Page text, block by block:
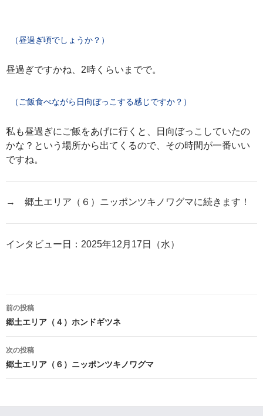
（昼過ぎ頃でしょうか？）
昼過ぎですかね、2時くらいまでで。
（ご飯食べながら日向ぼっこする感じですか？）
私も昼過ぎにご飯をあげに行くと、日向ぼっこしていたの
かな？という場所から出てくるので、その時間が一番いい
ですね。
→ 郷土エリア（６）ニッポンツキノワグマに続きます！
インタビュー日：2025年12月17日（水）
投
稿
ナ
ビ
ー
前の投稿
郷土エリア（４）ホンドギツネ
次の投稿
郷土エリア（６）ニッポンツキノワグマ